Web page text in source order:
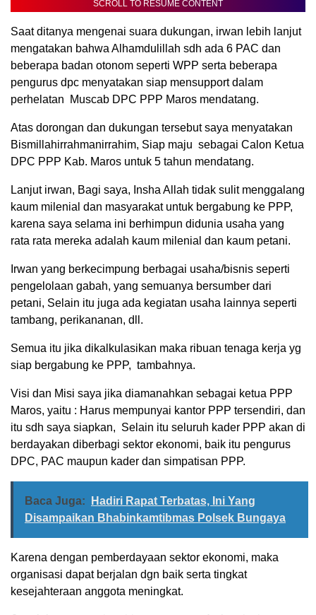
SCROLL TO RESUME CONTENT
Saat ditanya mengenai suara dukungan, irwan lebih lanjut
mengatakan bahwa Alhamdulillah sdh ada 6 PAC dan
beberapa badan otonom seperti WPP serta beberapa
pengurus dpc menyatakan siap mensupport dalam
perhelatan Muscab DPC PPP Maros mendatang.
Atas dorongan dan dukungan tersebut saya menyatakan
Bismillahirrahmanirrahim, Siap maju sebagai Calon Ketua
DPC PPP Kab. Maros untuk 5 tahun mendatang.
Lanjut irwan, Bagi saya, Insha Allah tidak sulit menggalang
kaum milenial dan masyarakat untuk bergabung ke PPP,
karena saya selama ini berhimpun didunia usaha yang
rata rata mereka adalah kaum milenial dan kaum petani.
Irwan yang berkecimpung berbagai usaha/bisnis seperti
pengelolaan gabah, yang semuanya bersumber dari
petani, Selain itu juga ada kegiatan usaha lainnya seperti
tambang, perikananan, dll.
Semua itu jika dikalkulasikan maka ribuan tenaga kerja yg
siap bergabung ke PPP, tambahnya.
Visi dan Misi saya jika diamanahkan sebagai ketua PPP
Maros, yaitu : Harus mempunyai kantor PPP tersendiri, dan
itu sdh saya siapkan, Selain itu seluruh kader PPP akan di
berdayakan diberbagi sektor ekonomi, baik itu pengurus
DPC, PAC maupun kader dan simpatisan PPP.
Baca Juga:
Hadiri Rapat Terbatas, Ini Yang
Disampaikan Bhabinkamtibmas Polsek Bungaya
Karena dengan pemberdayaan sektor ekonomi, maka
organisasi dapat berjalan dgn baik serta tingkat
kesejahteraan anggota meningkat.